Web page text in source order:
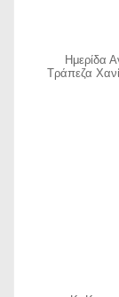
Ημερίδα
Τράπεζα